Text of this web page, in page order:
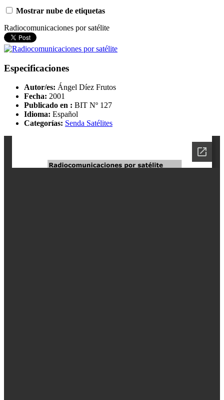
Mostrar nube de etiquetas
Radiocomunicaciones por satélite
Especificaciones
Autor/es: Ángel Díez Frutos
Fecha: 2001
Publicado en : BIT Nº 127
Idioma: Español
Categorías: Senda Satélites